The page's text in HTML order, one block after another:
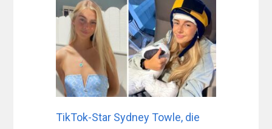
TikTok-Star Sydney Towle, die